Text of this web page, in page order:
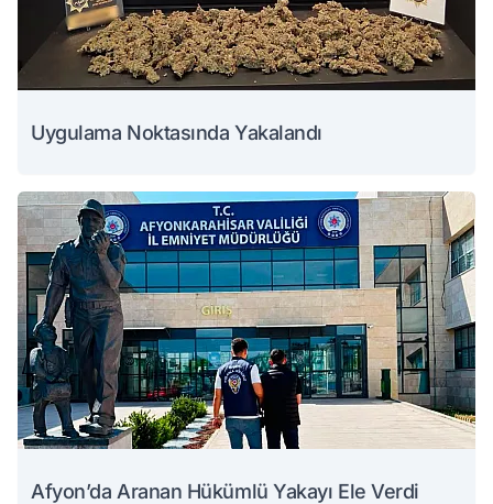
Uygulama Noktasında Yakalandı
Afyon’da Aranan Hükümlü Yakayı Ele Verdi